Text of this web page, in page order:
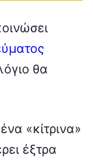
θα
«κίτρινα»
έξτρα